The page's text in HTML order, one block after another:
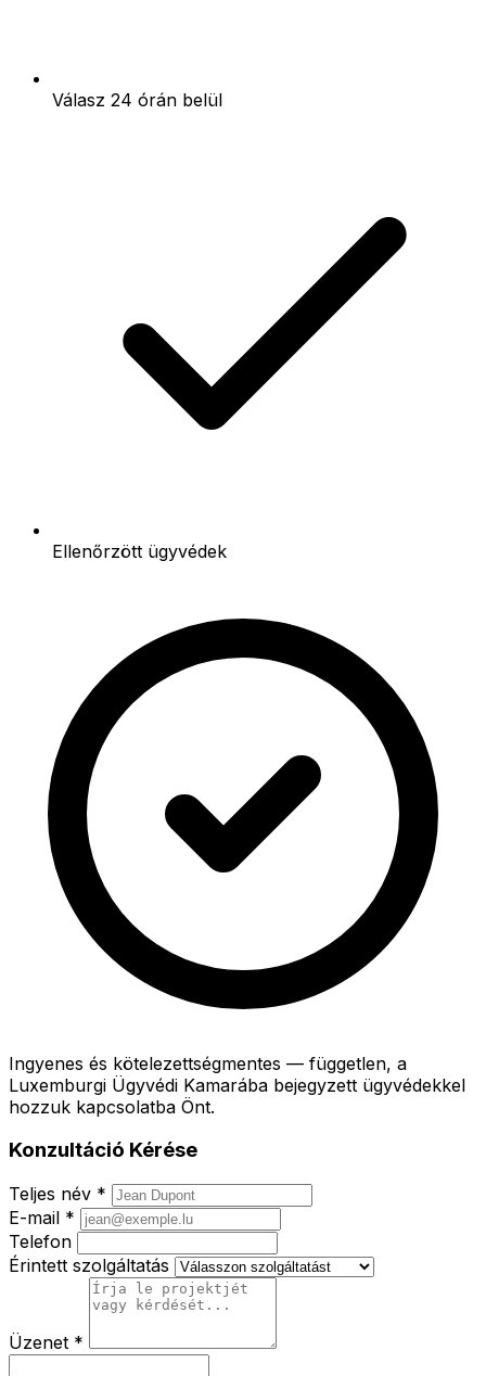
Válasz 24 órán belül
Ellenőrzött ügyvédek
Ingyenes és kötelezettségmentes — független, a
Luxemburgi Ügyvédi Kamarába bejegyzett ügyvédekkel
hozzuk kapcsolatba Önt.
Konzultáció Kérése
Teljes név *
E-mail *
Telefon
Érintett szolgáltatás
Üzenet *